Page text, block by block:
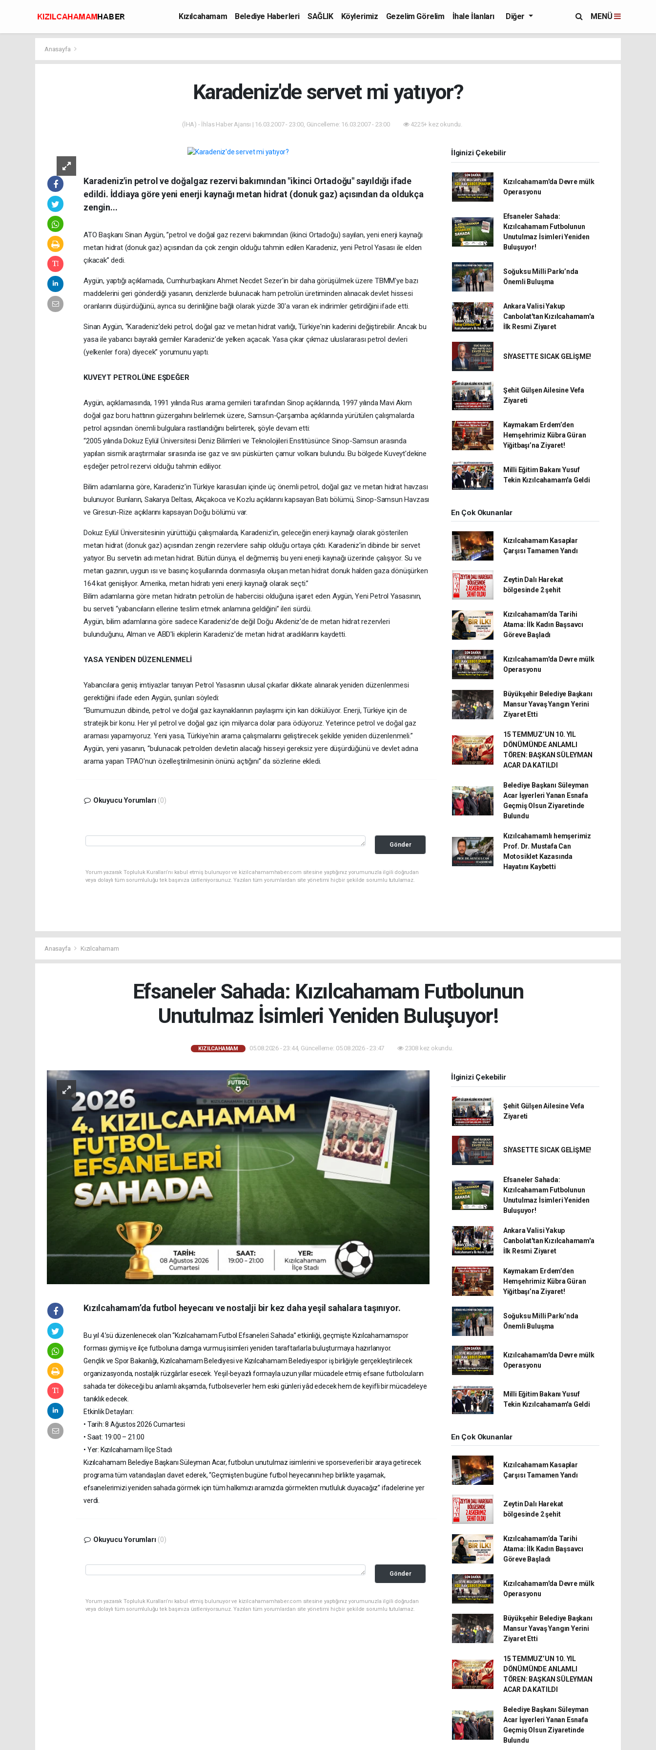
Kızılcahamam Belediye Haberleri SAĞLIK Köylerimiz Gezelim Görelim
İhale İlanları
Diğer MENÜ
Anasayfa
Karadeniz'de servet mi yatıyor?
(İHA) - İhlas Haber Ajansı | 16.03.2007 - 23:00, Güncelleme: 16.03.2007 - 23:00 4225+ kez okundu.
Karadeniz'in petrol ve doğalgaz rezervi bakımından "ikinci Ortadoğu" sayıldığı ifade
edildi. İddiaya göre yeni enerji kaynağı metan hidrat (donuk gaz) açısından da oldukça
zengin...
ATO Başkanı Sinan Aygün, ”petrol ve doğal gaz rezervi bakımından (ikinci Ortadoğu) sayılan, yeni enerji kaynağı
metan hidrat (donuk gaz) açısından da çok zengin olduğu tahmin edilen Karadeniz, yeni Petrol Yasası ile elden
çıkacak” dedi.
Aygün, yaptığı açıklamada, Cumhurbaşkanı Ahmet Necdet Sezer'in bir daha görüşülmek üzere TBMM'ye bazı
maddelerini geri gönderdiği yasanın, denizlerde bulunacak ham petrolün üretiminden alınacak devlet hissesi
oranlarını düşürdüğünü, ayrıca su derinliğine bağlı olarak yüzde 30'a varan ek indirimler getirdiğini ifade etti.
Sinan Aygün, “Karadeniz'deki petrol, doğal gaz ve metan hidrat varlığı, Türkiye'nin kaderini değiştirebilir. Ancak bu
yasa ile yabancı bayraklı gemiler Karadeniz'de yelken açacak. Yasa çıkar çıkmaz uluslararası petrol devleri
(yelkenler fora) diyecek” yorumunu yaptı.
KUVEYT PETROLÜNE EŞDEĞER
Aygün, açıklamasında, 1991 yılında Rus arama gemileri tarafından Sinop açıklarında, 1997 yılında Mavi Akım
doğal gaz boru hattının güzergahını belirlemek üzere, Samsun-Çarşamba açıklarında yürütülen çalışmalarda
petrol açısından önemli bulgulara rastlandığını belirterek, şöyle devam etti:
“2005 yılında Dokuz Eylül Üniversitesi Deniz Bilimleri ve Teknolojileri Enstitüsünce Sinop-Samsun arasında
yapılan sismik araştırmalar sırasında ise gaz ve sıvı püskürten çamur volkanı bulundu. Bu bölgede Kuveyt'dekine
eşdeğer petrol rezervi olduğu tahmin ediliyor.
Bilim adamlarına göre, Karadeniz'in Türkiye karasuları içinde üç önemli petrol, doğal gaz ve metan hidrat havzası
bulunuyor. Bunların, Sakarya Deltası, Akçakoca ve Kozlu açıklarını kapsayan Batı bölümü, Sinop-Samsun Havzası
ve Giresun-Rize açıklarını kapsayan Doğu bölümü var.
Dokuz Eylül Üniversitesinin yürüttüğü çalışmalarda, Karadeniz'in, geleceğin enerji kaynağı olarak gösterilen
metan hidrat (donuk gaz) açısından zengin rezervlere sahip olduğu ortaya çıktı. Karadeniz'in dibinde bir servet
yatıyor. Bu servetin adı metan hidrat. Bütün dünya, el değmemiş bu yeni enerji kaynağı üzerinde çalışıyor. Su ve
metan gazının, uygun ısı ve basınç koşullarında donmasıyla oluşan metan hidrat donuk halden gaza dönüşürken
164 kat genişliyor. Amerika, metan hidratı yeni enerji kaynağı olarak seçti.”
Bilim adamlarına göre metan hidratın petrolün de habercisi olduğuna işaret eden Aygün, Yeni Petrol Yasasının,
bu serveti “yabancıların ellerine teslim etmek anlamına geldiğini” ileri sürdü.
Aygün, bilim adamlarına göre sadece Karadeniz'de değil Doğu Akdeniz'de de metan hidrat rezervleri
bulunduğunu, Alman ve ABD'li ekiplerin Karadeniz'de metan hidrat aradıklarını kaydetti.
YASA YENİDEN DÜZENLENMELİ
Yabancılara geniş imtiyazlar tanıyan Petrol Yasasının ulusal çıkarlar dikkate alınarak yeniden düzenlenmesi
gerektiğini ifade eden Aygün, şunları söyledi:
“Burnumuzun dibinde, petrol ve doğal gaz kaynaklarının paylaşımı için kan dökülüyor. Enerji, Türkiye için de
stratejik bir konu. Her yıl petrol ve doğal gaz için milyarca dolar para ödüyoruz. Yeterince petrol ve doğal gaz
araması yapamıyoruz. Yeni yasa, Türkiye'nin arama çalışmalarını geliştirecek şekilde yeniden düzenlenmeli.”
Aygün, yeni yasanın, “bulunacak petrolden devletin alacağı hisseyi gereksiz yere düşürdüğünü ve devlet adına
arama yapan TPAO'nun özelleştirilmesinin önünü açtığını” da sözlerine ekledi.
Okuyucu Yorumları (0)
Gönder
Yorum yazarak Topluluk Kuralları’nı kabul etmiş bulunuyor ve kizilcahamamhaber.com sitesine yaptığınız yorumunuzla ilgili doğrudan
veya dolaylı tüm sorumluluğu tek başınıza üstleniyorsunuz. Yazılan tüm yorumlardan site yönetimi hiçbir şekilde sorumlu tutulamaz.
İlginizi Çekebilir
Kızılcahamam'da Devre mülk
Operasyonu
Efsaneler Sahada:
Kızılcahamam Futbolunun
Unutulmaz İsimleri Yeniden
Buluşuyor!
Soğuksu Milli Parkı’nda
Önemli Buluşma
Ankara Valisi Yakup
Canbolat'tan Kızılcahamam'a
İlk Resmi Ziyaret
SİYASETTE SICAK GELİŞME!
Şehit Gülşen Ailesine Vefa
Ziyareti
Kaymakam Erdem’den
Hemşehrimiz Kübra Güran
Yiğitbaşı’na Ziyaret!
Milli Eğitim Bakanı Yusuf
Tekin Kızılcahamam'a Geldi
En Çok Okunanlar
Kızılcahamam Kasaplar
Çarşısı Tamamen Yandı
Zeytin Dalı Harekat
bölgesinde 2 şehit
Kızılcahamam’da Tarihi
Atama: İlk Kadın Başsavcı
Göreve Başladı
Kızılcahamam'da Devre mülk
Operasyonu
Büyükşehir Belediye Başkanı
Mansur Yavaş Yangın Yerini
Ziyaret Etti
15 TEMMUZ’UN 10. YIL
DÖNÜMÜNDE ANLAMLI
TÖREN: BAŞKAN SÜLEYMAN
ACAR DA KATILDI
Belediye Başkanı Süleyman
Acar İşyerleri Yanan Esnafa
Geçmiş Olsun Ziyaretinde
Bulundu
Kızılcahamamlı hemşerimiz
Prof. Dr. Mustafa Can
Motosiklet Kazasında
Hayatını Kaybetti
Anasayfa Kızılcahamam
Efsaneler Sahada: Kızılcahamam Futbolunun
Unutulmaz İsimleri Yeniden Buluşuyor!
KIZILCAHAMAM 05.08.2026 - 23:44, Güncelleme: 05.08.2026 - 23:47 2308 kez okundu.
Kızılcahamam’da futbol heyecanı ve nostalji bir kez daha yeşil sahalara taşınıyor.
Bu yıl 4.’sü düzenlenecek olan “Kızılcahamam Futbol Efsaneleri Sahada” etkinliği, geçmişte Kızılcahamamspor
forması giymiş ve ilçe futboluna damga vurmuş isimleri yeniden taraftarlarla buluşturmaya hazırlanıyor.
Gençlik ve Spor Bakanlığı, Kızılcahamam Belediyesi ve Kızılcahamam Belediyespor iş birliğiyle gerçekleştirilecek
organizasyonda, nostaljik rüzgârlar esecek. Yeşil-beyazlı formayla uzun yıllar mücadele etmiş efsane futbolcuların
sahada ter dökeceği bu anlamlı akşamda, futbolseverler hem eski günleri yâd edecek hem de keyifli bir mücadeleye
tanıklık edecek.
Etkinlik Detayları:
• Tarih: 8 Ağustos 2026 Cumartesi
• Saat: 19:00 – 21:00
• Yer: Kızılcahamam İlçe Stadı
Kızılcahamam Belediye Başkanı Süleyman Acar, futbolun unutulmaz isimlerini ve sporseverleri bir araya getirecek
programa tüm vatandaşları davet ederek, “Geçmişten bugüne futbol heyecanını hep birlikte yaşamak,
efsanelerimizi yeniden sahada görmek için tüm halkımızı aramızda görmekten mutluluk duyacağız” ifadelerine yer
verdi.
Okuyucu Yorumları (0)
Gönder
Yorum yazarak Topluluk Kuralları’nı kabul etmiş bulunuyor ve kizilcahamamhaber.com sitesine yaptığınız yorumunuzla ilgili doğrudan
veya dolaylı tüm sorumluluğu tek başınıza üstleniyorsunuz. Yazılan tüm yorumlardan site yönetimi hiçbir şekilde sorumlu tutulamaz.
İlginizi Çekebilir
Şehit Gülşen Ailesine Vefa
Ziyareti
SİYASETTE SICAK GELİŞME!
Efsaneler Sahada:
Kızılcahamam Futbolunun
Unutulmaz İsimleri Yeniden
Buluşuyor!
Ankara Valisi Yakup
Canbolat'tan Kızılcahamam'a
İlk Resmi Ziyaret
Kaymakam Erdem’den
Hemşehrimiz Kübra Güran
Yiğitbaşı’na Ziyaret!
Soğuksu Milli Parkı’nda
Önemli Buluşma
Kızılcahamam'da Devre mülk
Operasyonu
Milli Eğitim Bakanı Yusuf
Tekin Kızılcahamam'a Geldi
En Çok Okunanlar
Kızılcahamam Kasaplar
Çarşısı Tamamen Yandı
Zeytin Dalı Harekat
bölgesinde 2 şehit
Kızılcahamam’da Tarihi
Atama: İlk Kadın Başsavcı
Göreve Başladı
Kızılcahamam'da Devre mülk
Operasyonu
Büyükşehir Belediye Başkanı
Mansur Yavaş Yangın Yerini
Ziyaret Etti
15 TEMMUZ’UN 10. YIL
DÖNÜMÜNDE ANLAMLI
TÖREN: BAŞKAN SÜLEYMAN
ACAR DA KATILDI
Belediye Başkanı Süleyman
Acar İşyerleri Yanan Esnafa
Geçmiş Olsun Ziyaretinde
Bulundu